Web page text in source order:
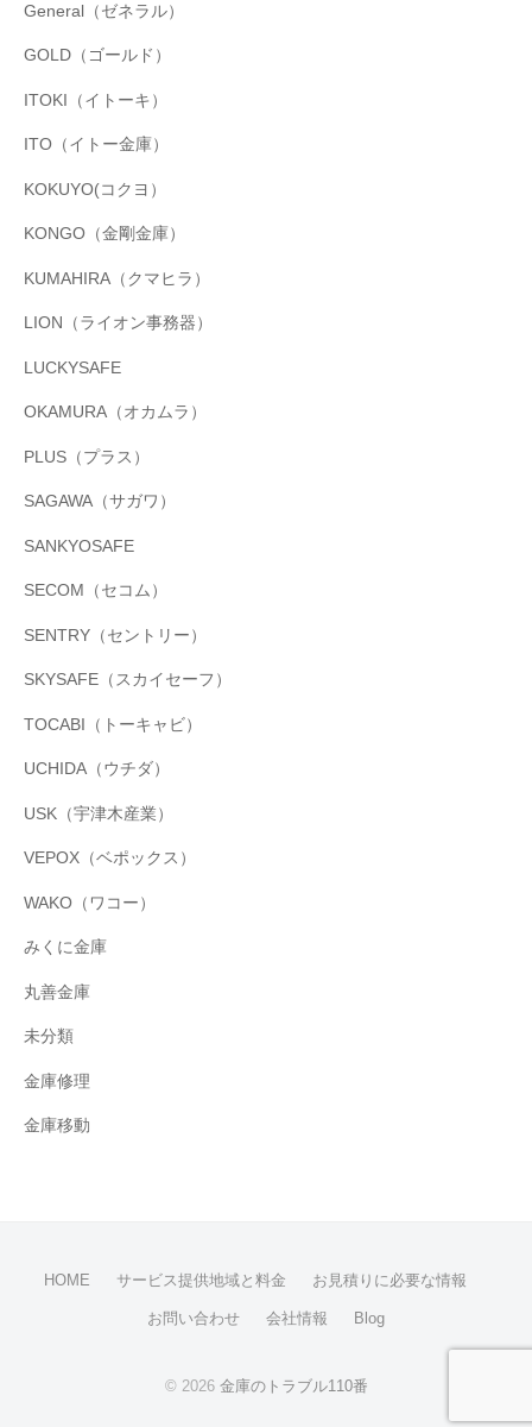
General（ゼネラル）
GOLD（ゴールド）
ITOKI（イトーキ）
ITO（イトー金庫）
KOKUYO(コクヨ）
KONGO（金剛金庫）
KUMAHIRA（クマヒラ）
LION（ライオン事務器）
LUCKYSAFE
OKAMURA（オカムラ）
PLUS（プラス）
SAGAWA（サガワ）
SANKYOSAFE
SECOM（セコム）
SENTRY（セントリー）
SKYSAFE（スカイセーフ）
TOCABI（トーキャビ）
UCHIDA（ウチダ）
USK（宇津木産業）
VEPOX（ベポックス）
WAKO（ワコー）
みくに金庫
丸善金庫
未分類
金庫修理
金庫移動
HOME サービス提供地域と料金 お見積りに必要な情報
お問い合わせ 会社情報 Blog
© 2026 金庫のトラブル110番